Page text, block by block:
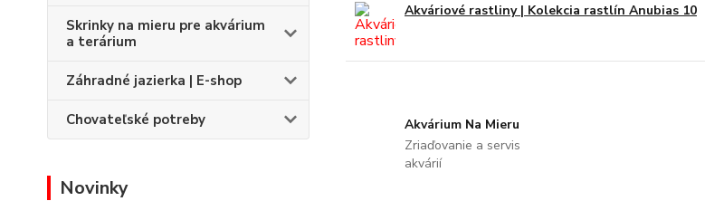
Skrinky na mieru pre akvárium
a terárium
Záhradné jazierka | E-shop
Chovateľské potreby
Novinky
Akváriové rastliny | Kolekcia rastlín Anubias 10
Akvárium Na Mieru
Zriaďovanie a servis
akvárií